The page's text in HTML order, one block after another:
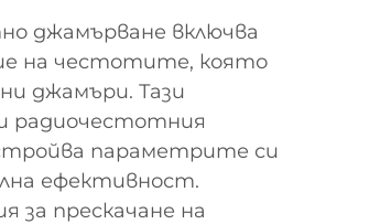
джамърване включва
на честотите, която
джамъри. Тази
радиочестотния
параметрите си
ефективност.
за прескачане на